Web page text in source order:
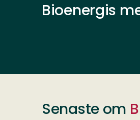
Bioenergis
Senaste om